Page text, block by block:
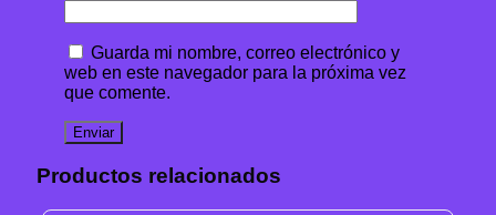
Guarda mi nombre, correo electrónico y
web en este navegador para la próxima vez
que comente.
Productos relacionados